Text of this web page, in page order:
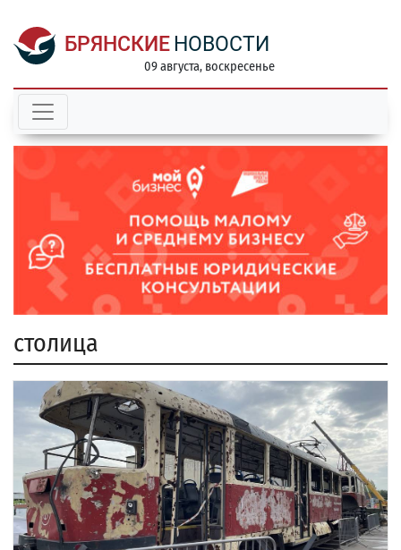
БРЯНСКИЕ НОВОСТИ
09 августа, воскресенье
столица